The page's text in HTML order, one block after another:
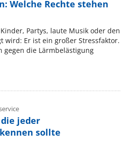
Welche Rechte stehen
Partys, laute Musik oder den
wird: Er ist ein großer Stressfaktor.
gegen die Lärmbelästigung
jeder
sollte